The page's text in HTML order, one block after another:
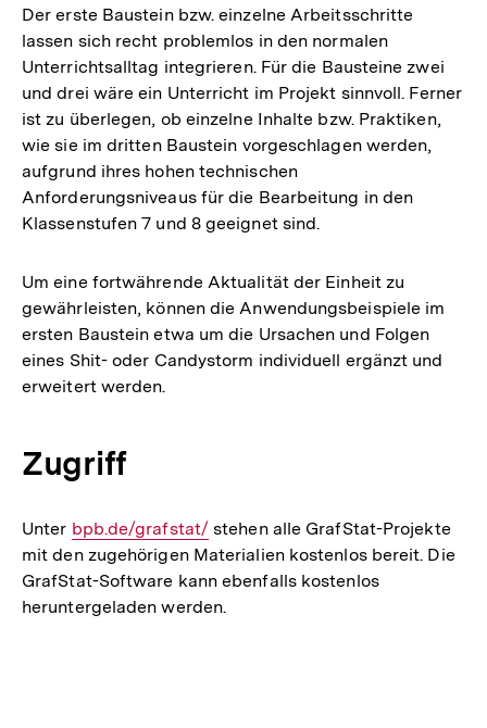
Der erste Baustein bzw. einzelne Arbeitsschritte
lassen sich recht problemlos in den normalen
Unterrichtsalltag integrieren. Für die Bausteine zwei
und drei wäre ein Unterricht im Projekt sinnvoll. Ferner
ist zu überlegen, ob einzelne Inhalte bzw. Praktiken,
wie sie im dritten Baustein vorgeschlagen werden,
aufgrund ihres hohen technischen
Anforderungsniveaus für die Bearbeitung in den
Klassenstufen 7 und 8 geeignet sind.
Um eine fortwährende Aktualität der Einheit zu
gewährleisten, können die Anwendungsbeispiele im
ersten Baustein etwa um die Ursachen und Folgen
eines Shit- oder Candystorm individuell ergänzt und
erweitert werden.
Zugriff
Unter Interner
Link:
bpb.de/grafstat/ stehen alle GrafStat-Projekte
mit den zugehörigen Materialien kostenlos bereit. Die
GrafStat-Software kann ebenfalls kostenlos
heruntergeladen werden.